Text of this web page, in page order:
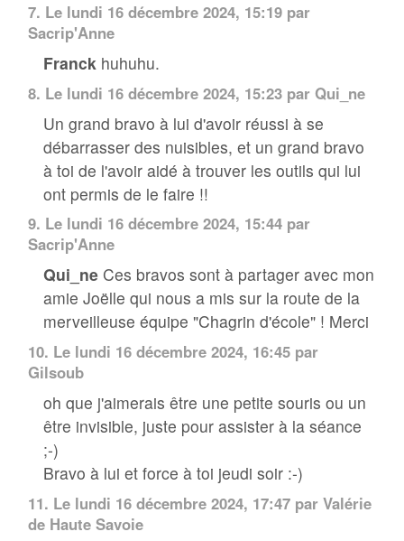
7. Le lundi 16 décembre 2024, 15:19 par
Sacrip'Anne
Franck huhuhu.
8. Le lundi 16 décembre 2024, 15:23 par Qui_ne
Un grand bravo à lui d'avoir réussi à se
débarrasser des nuisibles, et un grand bravo
à toi de l'avoir aidé à trouver les outils qui lui
ont permis de le faire !!
9. Le lundi 16 décembre 2024, 15:44 par
Sacrip'Anne
Qui_ne Ces bravos sont à partager avec mon
amie Joëlle qui nous a mis sur la route de la
merveilleuse équipe "Chagrin d'école" ! Merci
10. Le lundi 16 décembre 2024, 16:45 par
Gilsoub
oh que j'aimerais être une petite souris ou un
être invisible, juste pour assister à la séance
;-)
Bravo à lui et force à toi jeudi soir :-)
11. Le lundi 16 décembre 2024, 17:47 par Valérie
de Haute Savoie